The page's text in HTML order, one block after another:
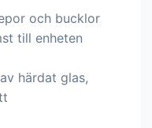
och bucklor
till enheten
härdat glas,